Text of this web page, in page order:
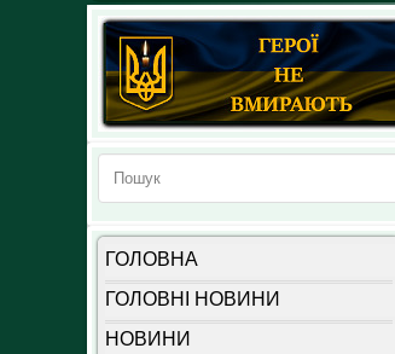
ГОЛОВНА
ГОЛОВНІ НОВИНИ
НОВИНИ